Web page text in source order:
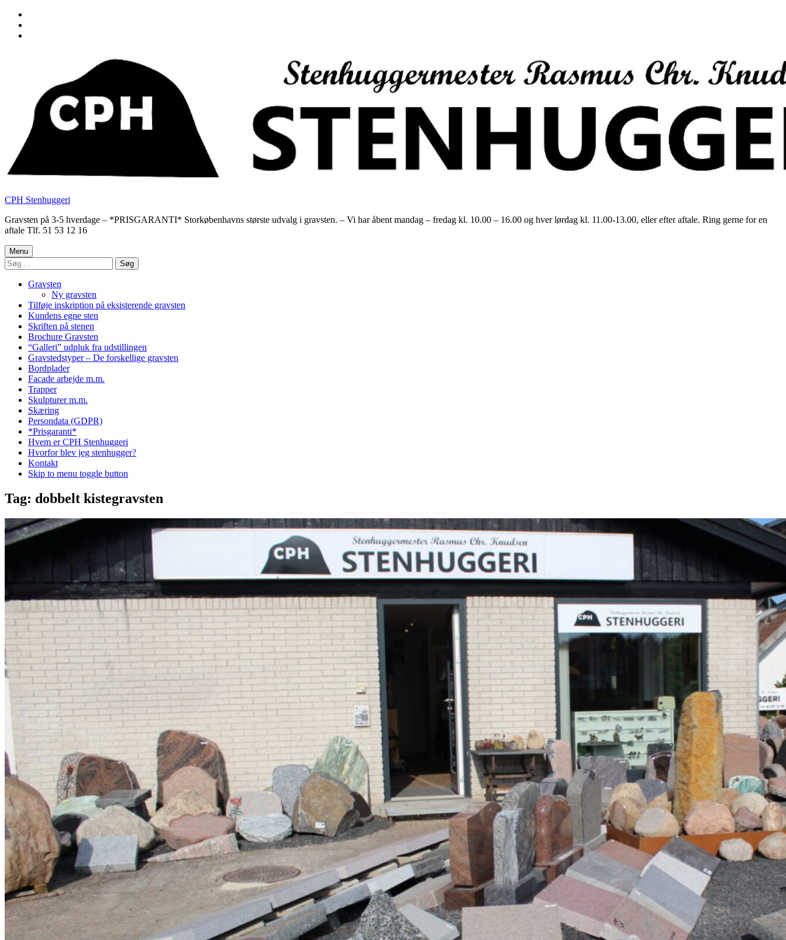
CPH Stenhuggeri
Gravsten på 3-5 hverdage – *PRISGARANTI* Storkøbenhavns største udvalg i gravsten. – Vi har åbent mandag – fredag kl. 10.00 – 16.00 og hver lørdag kl. 11.00-13.00, eller efter aftale. Ring gerne for en
aftale Tlf. 51 53 12 16
Menu
Søg
efter:
Gravsten
Ny gravsten
Tilføje inskription på eksisterende gravsten
Kundens egne sten
Skriften på stenen
Brochure Gravsten
“Galleri” udpluk fra udstillingen
Gravstedstyper – De forskellige gravsten
Bordplader
Facade arbejde m.m.
Trapper
Skulpturer m.m.
Skæring
Persondata (GDPR)
*Prisgaranti*
Hvem er CPH Stenhuggeri
Hvorfor blev jeg stenhugger?
Kontakt
Skip to menu toggle button
Tag: dobbelt kistegravsten